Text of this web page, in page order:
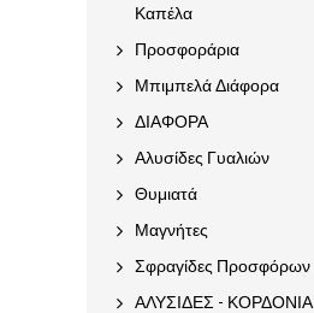
Καπέλα
Προσφοράρια
Μπιμπελά Διάφορα
ΔΙΑΦΟΡΑ
Αλυσίδες Γυαλιών
Θυμιατά
Μαγνήτες
Σφραγίδες Προσφόρων
ΑΛΥΣΙΔΕΣ - ΚΟΡΔΟΝΙΑ